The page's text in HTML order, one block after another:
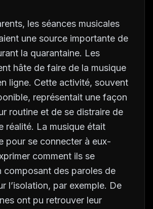
les séances musicales
une source importante de
la quarantaine. Les
hâte de faire de la musique
ligne. Cette activité, souvent
représentait une façon
routine et de se distraire de
réalité. La musique était
pour se connecter à eux-
comment ils se
composant des paroles de
l’isolation, par exemple. De
ont pu retrouver leur